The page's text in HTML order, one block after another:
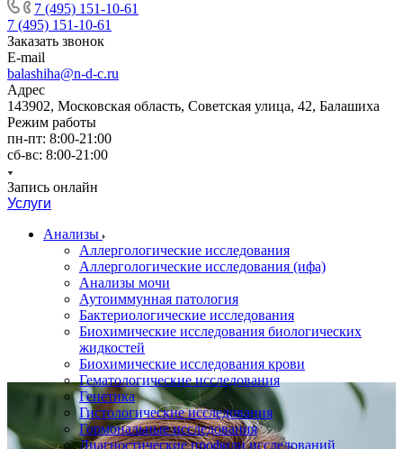
7 (495) 151-10-61
7 (495) 151-10-61
Заказать звонок
E-mail
balashiha@n-d-c.ru
Адрес
143902, Московская область, Советская улица, 42, Балашиха
Режим работы
пн-пт: 8:00-21:00
сб-вс: 8:00-21:00
Запись онлайн
Услуги
Анализы
Аллергологические исследования
Аллергологические исследования (ифа)
Анализы мочи
Аутоиммунная патология
Бактериологические исследования
Биохимические исследования биологических
жидкостей
Биохимические исследования крови
Гематологические исследования
Генетика
Гистологические исследования
Гормональные исследования
Диагностические профили исследований